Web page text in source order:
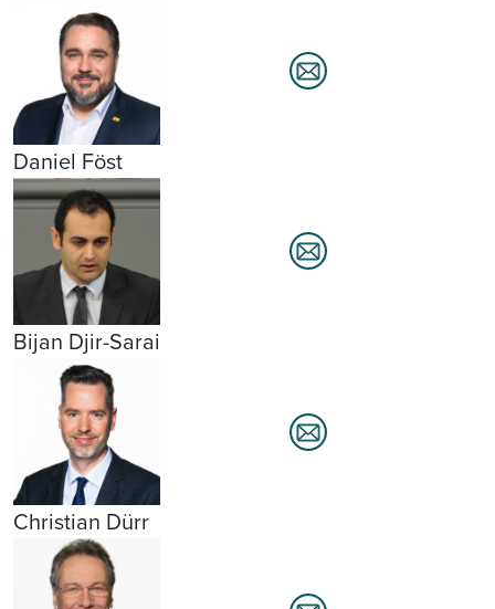
Daniel Föst
Bijan Djir-Sarai
Christian Dürr